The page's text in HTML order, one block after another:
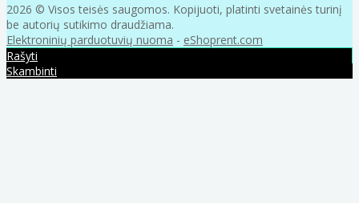
2026 © Visos teisės saugomos. Kopijuoti, platinti svetainės turinį
be autorių sutikimo draudžiama.
Elektroninių parduotuvių nuoma - eShoprent.com
Rašyti
Skambinti